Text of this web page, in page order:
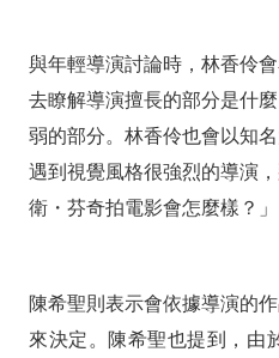
與年輕導演討論時，林香伶
去瞭解導演擅長的部分是什
弱的部分。林香伶也會以知
遇到視覺風格很強烈的導演
衛・芬奇拍電影會怎麼樣？
陳希聖則表示會依據導演的
來決定。陳希聖也提到，由